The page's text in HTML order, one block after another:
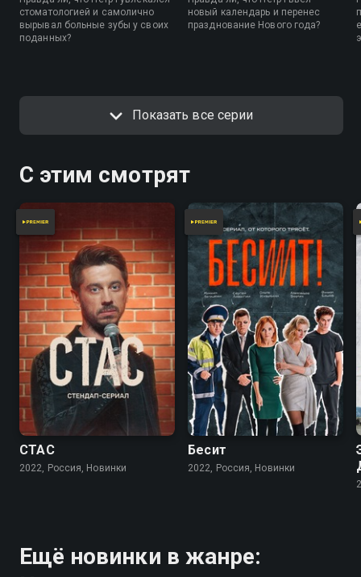
стоматологией и самолично
вырывал больные зубы у своих
поданных?
новый календарь и перенес
празднование Нового года?
Показать все серии
С этим смотрят
СТАС
2022, Россия, Новинки
Бесит
2022, Россия, Новинки
Ещё новинки в жанре: